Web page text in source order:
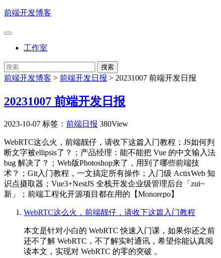
前端开发博客
工作室
前端开发博客 > 前端开发日报 > 20231007 前端开发日报
20231007 前端开发日报
2023-10-07 标签： 前端日报 380View
WebRTC这么火，前端靓仔，请收下这篇入门教程；JS如何判
断文字被ellipsis了？；产品经理：能不能把 Vue 的中文输入法
bug 解决了？；Web版Photoshop来了，用到了哪些前端技
术？；Git入门教程，一文搞定所有操作；入门级 ActixWeb 知
识点摄取器；Vue3+NestJS 全栈开发企业级管理后台「zui~
新」；前端工程化开源项目都在用的【Monorepo】
WebRTC这么火，前端靓仔，请收下这篇入门教程
本文是针对小白的 WebRTC 快速入门课，如果你还之前
还不了解 WebRTC，不了解实时通讯，希望你能认真阅
读本文，实现对 WebRTC 的零的突破 。